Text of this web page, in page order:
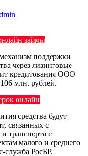
займы
поддержки
через лизинговые
кредитования ООО
млн. рублей.
онлайн
средства будут
связанных с
транспорта с
малого и среднего
служба РосБР.